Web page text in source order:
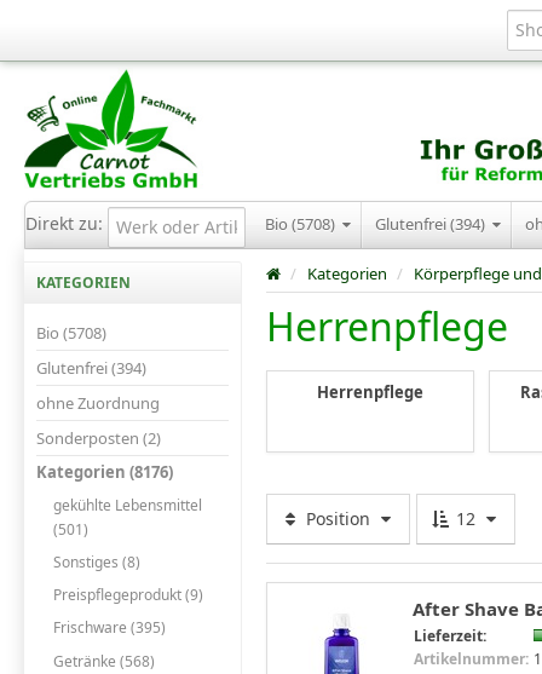
Direkt zu: Bio (5708) Glutenfrei (394)
KATEGORIEN
Bio (5708)
Glutenfrei (394)
ohne Zuordnung
Sonderposten (2)
Kategorien (8176)
gekühlte Lebensmittel
(501)
Sonstiges (8)
Preispflegeprodukt (9)
Frischware (395)
Getränke (568)
/ Kategorien / Körperpflege
Herrenpflege
Herrenpflege
Position 12
After Shave
Lieferzeit:
Artikelnummer: